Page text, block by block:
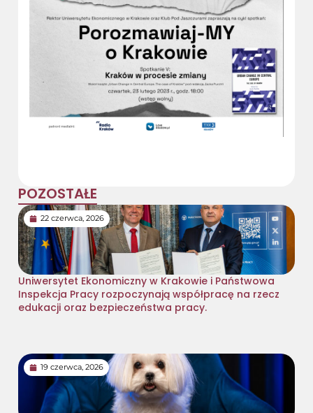
POZOSTAŁE
22 czerwca, 2026
Uniwersytet Ekonomiczny w Krakowie i Państwowa
Inspekcja Pracy rozpoczynają współpracę na rzecz
edukacji oraz bezpieczeństwa pracy.
19 czerwca, 2026